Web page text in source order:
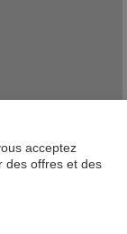
acceptez
des offres et des